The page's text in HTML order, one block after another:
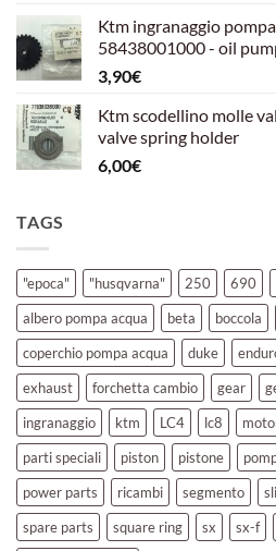
originale
era:
attuale
è:
Ktm ingranaggio
58438001000 - oil
3,90€
Ktm scodellino molle
valve spring holder
6,00€
TAGS
"epoca" "husqvarna" 250 690
albero pompa acqua
beta boccola
coperchio pompa acqua
duke
exhaust
forchetta cambio gear
ingranaggio
ktm LC4 lc8
parti speciali
piston pistone
power parts
ricambi segmento
spare parts
square ring sx sx-f